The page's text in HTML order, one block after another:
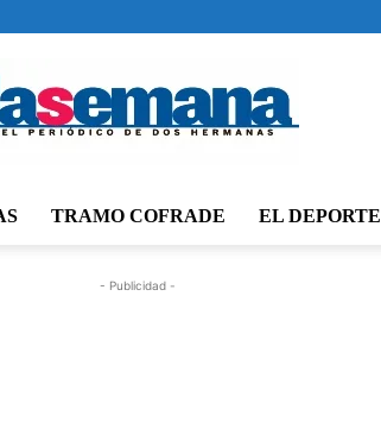
TRAMO COFRADE EL DEPORTE
- Publicidad -